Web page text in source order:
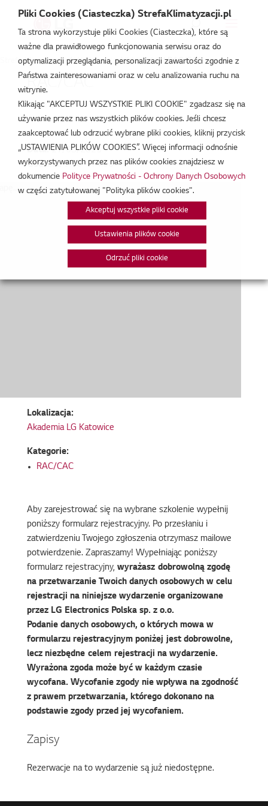
Strefa Klimatyzacji /Wydarzenia/RAC/CAC/RAC/CAC
RAC/CAC
mar 27, 2025
Data:27/03/2025
Godzina:9:00 - 14:00
Lokalizacja:
Akademia LG Katowice
Kategorie:
RAC/CAC
Aby zarejestrować się na wybrane szkolenie wypełnij
poniższy formularz rejestracyjny. Po przesłaniu i
zatwierdzeniu Twojego zgłoszenia otrzymasz mailowe
potwierdzenie. Zapraszamy! Wypełniając poniższy
formularz rejestracyjny, wyrażasz dobrowolną zgodę
na przetwarzanie Twoich danych osobowych w celu
rejestracji na niniejsze wydarzenie organizowane
przez LG Electronics Polska sp. z o.o.
Podanie danych osobowych, o których mowa w
formularzu rejestracyjnym poniżej jest dobrowolne,
lecz niezbędne celem rejestracji na wydarzenie.
Wyrażona zgoda może być w każdym czasie
wycofana. Wycofanie zgody nie wpływa na zgodność
z prawem przetwarzania, którego dokonano na
podstawie zgody przed jej wycofaniem.
Zapisy
Rezerwacje na to wydarzenie są już niedostępne.
Pliki Cookies (Ciasteczka) StrefaKlimatyzacji.pl
Ta strona wykorzystuje pliki Cookies (Ciasteczka), które są
ważne dla prawidłowego funkcjonowania serwisu oraz do
optymalizacji przeglądania, personalizacji zawartości zgodnie z
Państwa zainteresowaniami oraz w celu analizowania ruchu na
witrynie.
Klikając "AKCEPTUJ WSZYSTKIE PLIKI COOKIE" zgadzasz się na
używanie przez nas wszystkich plików cookies. Jeśli chcesz
zaakceptować lub odrzucić wybrane pliki cookies, kliknij przycisk
„USTAWIENIA PLIKÓW COOKIES”. Więcej informacji odnośnie
wykorzystywanych przez nas plików cookies znajdziesz w
dokumencie Polityce Prywatności - Ochrony Danych Osobowych
w części zatytułowanej "Polityka plików cookies".
Akceptuj wszystkie pliki cookie
Ustawienia plików cookie
Odrzuć pliki cookie